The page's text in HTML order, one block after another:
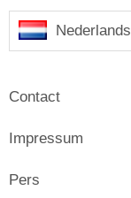
Nederlands
Contact
Impressum
Pers